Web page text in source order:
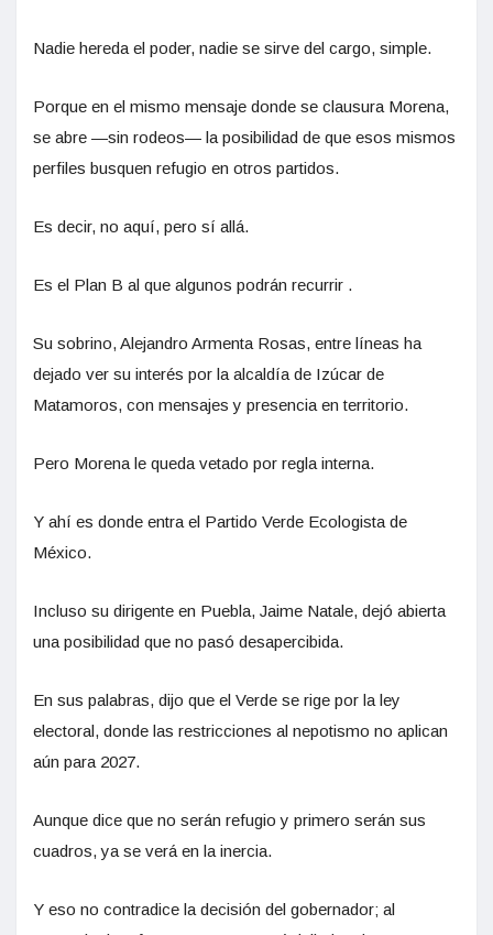
Nadie hereda el poder, nadie se sirve del cargo, simple.
Porque en el mismo mensaje donde se clausura Morena,
se abre —sin rodeos— la posibilidad de que esos mismos
perfiles busquen refugio en otros partidos.
Es decir, no aquí, pero sí allá.
Es el Plan B al que algunos podrán recurrir .
Su sobrino, Alejandro Armenta Rosas, entre líneas ha
dejado ver su interés por la alcaldía de Izúcar de
Matamoros, con mensajes y presencia en territorio.
Pero Morena le queda vetado por regla interna.
Y ahí es donde entra el Partido Verde Ecologista de
México.
Incluso su dirigente en Puebla, Jaime Natale, dejó abierta
una posibilidad que no pasó desapercibida.
En sus palabras, dijo que el Verde se rige por la ley
electoral, donde las restricciones al nepotismo no aplican
aún para 2027.
Aunque dice que no serán refugio y primero serán sus
cuadros, ya se verá en la inercia.
Y eso no contradice la decisión del gobernador; al